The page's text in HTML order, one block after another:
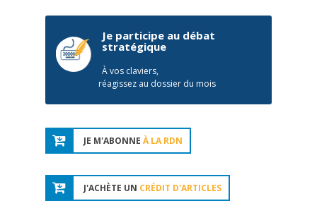
Je participe au débat
stratégique
À vos claviers,
réagissez au dossier du mois
JE M'ABONNE À LA RDN
J'ACHÈTE UN CRÉDIT D'ARTICLES